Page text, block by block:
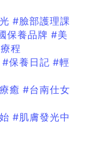
#臉部護理課
保養品牌 #美
程
#保養日記 #輕
癒 #台南仕女
#肌膚發光中